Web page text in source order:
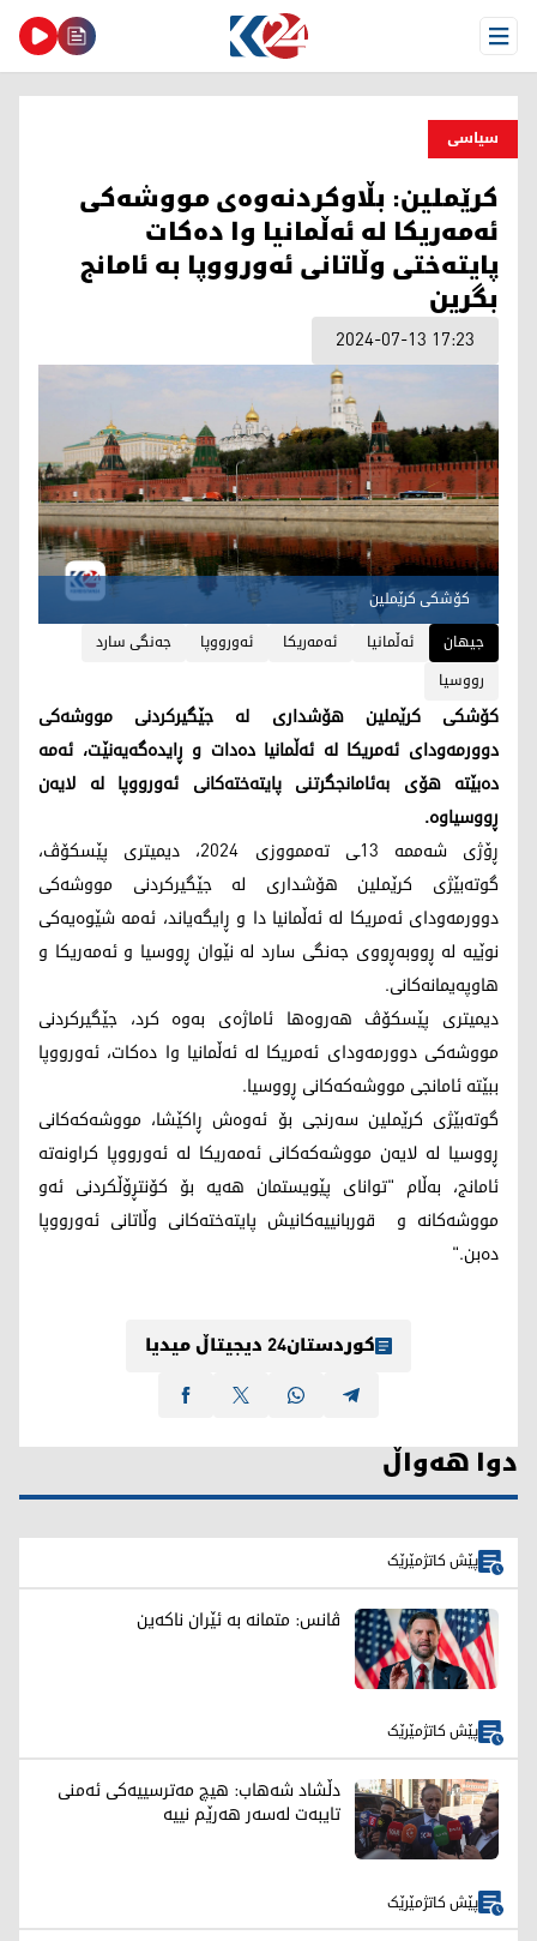
Open Menu
سیاسی
كرێملین: بڵاوكردنه‌وه‌ی مووشه‌كی
ئه‌مه‌ریكا له‌ ئه‌ڵمانیا وا ده‌كات
پایته‌ختی وڵاتانی ئه‌ورووپا به‌ ئامانج
بگرین
2024-07-13 17:23
كۆشكی كرێملین
جیهان
ئه‌ڵمانیا ئه‌مه‌ریكا ئه‌ورووپا
جه‌نگی سارد
رووسيا
كۆشكی كرێملین هۆشداری له‌ جێگیرکردنی مووشەکی
دوورمەودای ئەمریکا لە ئەڵمانیا ده‌دات و ڕایده‌گه‌یه‌نێت، ئه‌مه‌
ده‌بێته‌ هۆی به‌ئامانجگرتنی پایته‌خته‌كانی ئه‌ورووپا له‌ لایه‌ن
ڕووسیاوه‌.
ڕۆژی شه‌ممه‌ 13ـی ته‌ممووزی 2024، دیمیتری پێسکۆڤ،
گوتەبێژی کرێملین هۆشداری له‌ جێگیرکردنی مووشەکی
دوورمەودای ئەمریکا لە ئەڵمانیا دا و ڕایگه‌یاند، ئه‌مه‌ شێوه‌یه‌كی
نوێیه‌ له‌ ڕووبه‌ڕووی جه‌نگی سارد له‌ نێوان ڕووسیا و ئه‌مه‌ریكا و
هاوپه‌یمانه‌كانی.
دیمیتری پێسکۆڤ هه‌روه‌ها ئاماژه‌ی به‌وه‌ كرد، جێگیرکردنی
مووشەکی دوورمەودای ئەمریکا لە ئەڵمانیا وا ده‌كات، ئه‌ورووپا
ببێته‌ ئامانجی مووشه‌كه‌كانی ڕووسیا.
گوتەبێژی کرێملین سه‌رنجی بۆ ئه‌وه‌ش ڕاكێشا، مووشه‌كه‌كانی
ڕووسیا له‌ لایه‌ن مووشه‌كه‌كانی ئه‌مه‌ریكا له‌ ئه‌ورووپا كراونه‌ته‌
ئامانج، به‌ڵام "توانای پێویستمان هەیە بۆ کۆنتڕۆڵکردنی ئەو
مووشەکانە و قوربانییه‌كانیش پایته‌خته‌كانی وڵاتانی ئه‌ورووپا
ده‌بن."
کوردستان24 دیجیتاڵ میدیا
دوا هەواڵ
پێش کاتژمێرێک
ڤانس: متمانە بە ئێران ناکەین
پێش کاتژمێرێک
دڵشاد شەهاب: هیچ مەترسییەکی ئەمنی
تایبەت لەسەر هەرێم نییە
پێش کاتژمێرێک